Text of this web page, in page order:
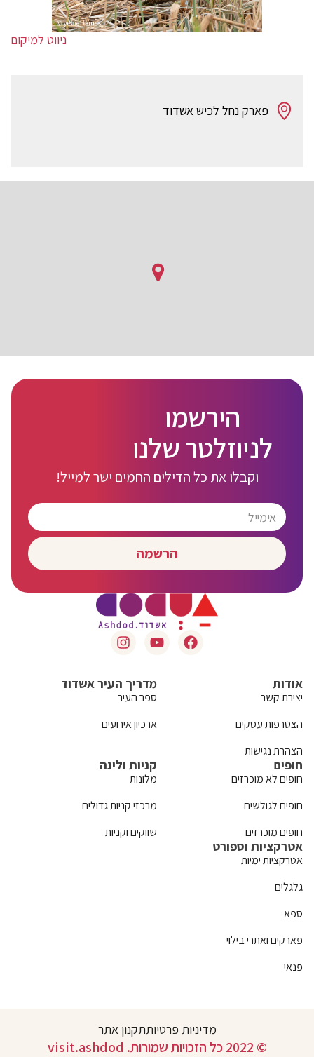
ניווט למיקום
פארק נחל לכיש אשדוד
הירשמו
לניוזלטר שלנו
וקבלו את כל הדילים החמים ישר למייל!
הרשמה
אודות
יצירת קשר
הצטרפות עסקים
הצהרת נגישות
מדריך העיר אשדוד
ספר העיר
ארכיון אירועים
חופים
חופים לא מוכרזים
חופים לגולשים
חופים מוכרזים
קניות ולינה
מלונות
מרכזי קניות גדולים
שווקים וקניות
אטרקציות וספורט
אטרקציות ימיות
גלגלים
ספא
פארקים ואתרי בילוי
פנאי
מדיניות פרטיותתקנון אתר
© 2022 כל הזכויות שמורות. visit.ashdod